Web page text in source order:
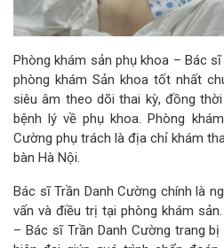
Phòng khám sản phụ khoa – Bác
phòng khám Sản khoa tốt nhất
siêu âm theo dõi thai kỳ, đồng
bệnh lý về phụ khoa. Phòng
Cường phụ trách là địa chỉ khám
bàn Hà Nội.
Bác sĩ Trần Danh Cường chính là
vấn và điều trị tại phòng khám
– Bác sĩ Trần Danh Cường trang